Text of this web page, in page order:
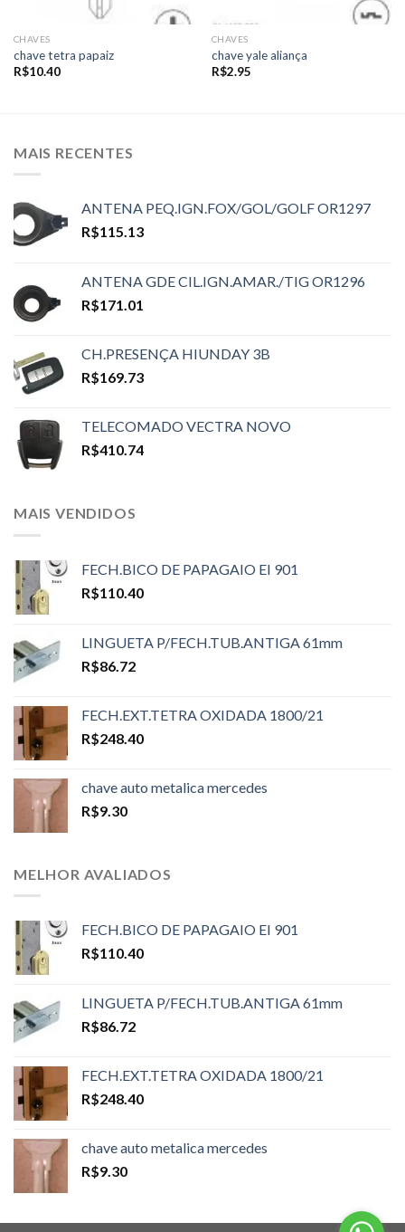
CHAVES
chave tetra papaiz
R$10.40
CHAVES
chave yale aliança
R$2.95
MAIS RECENTES
ANTENA PEQ.IGN.FOX/GOL/GOLF OR1297
R$115.13
ANTENA GDE CIL.IGN.AMAR./TIG OR1296
R$171.01
CH.PRESENÇA HIUNDAY 3B
R$169.73
TELECOMADO VECTRA NOVO
R$410.74
MAIS VENDIDOS
FECH.BICO DE PAPAGAIO EI 901
R$110.40
LINGUETA P/FECH.TUB.ANTIGA 61mm
R$86.72
FECH.EXT.TETRA OXIDADA 1800/21
R$248.40
chave auto metalica mercedes
R$9.30
MELHOR AVALIADOS
FECH.BICO DE PAPAGAIO EI 901
R$110.40
LINGUETA P/FECH.TUB.ANTIGA 61mm
R$86.72
FECH.EXT.TETRA OXIDADA 1800/21
R$248.40
chave auto metalica mercedes
R$9.30